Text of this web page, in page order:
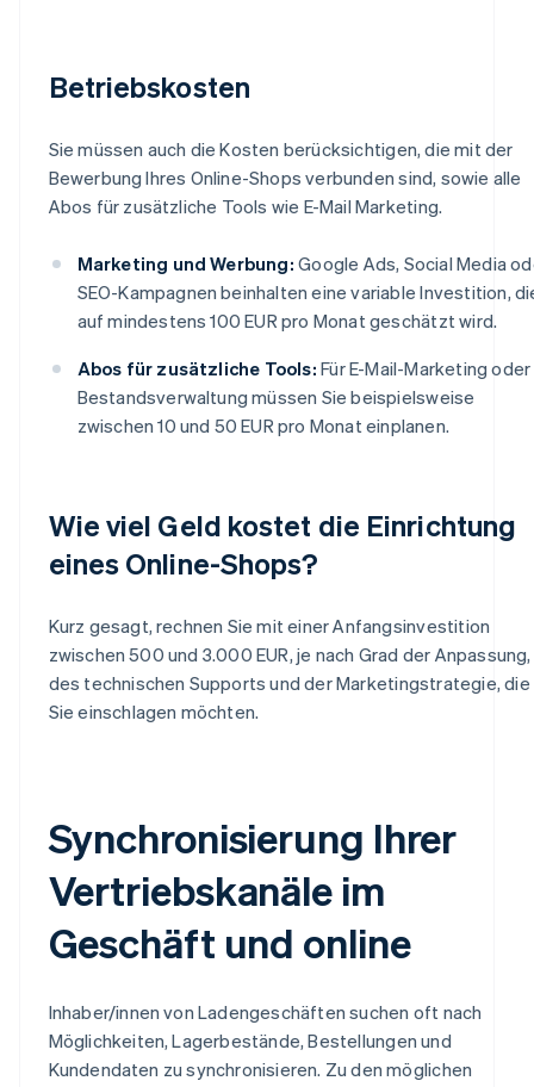
Betriebskosten
Sie müssen auch die Kosten berücksichtigen, die mit der
Bewerbung Ihres Online-Shops verbunden sind, sowie alle
Abos für zusätzliche Tools wie E-Mail Marketing.
Marketing und Werbung: Google Ads, Social Media
SEO-Kampagnen beinhalten eine variable Investition,
auf mindestens 100 EUR pro Monat geschätzt wird.
Abos für zusätzliche Tools: Für E-Mail-Marketing oder
Bestandsverwaltung müssen Sie beispielsweise
zwischen 10 und 50 EUR pro Monat einplanen.
Wie viel Geld kostet die Einrichtung
eines Online-Shops?
Kurz gesagt, rechnen Sie mit einer Anfangsinvestition
zwischen 500 und 3.000 EUR, je nach Grad der Anpassung,
des technischen Supports und der Marketingstrategie, die
Sie einschlagen möchten.
Synchronisierung Ihrer
Vertriebskanäle im
Geschäft und online
Inhaber/innen von Ladengeschäften suchen oft nach
Möglichkeiten, Lagerbestände, Bestellungen und
Kundendaten zu synchronisieren. Zu den möglichen